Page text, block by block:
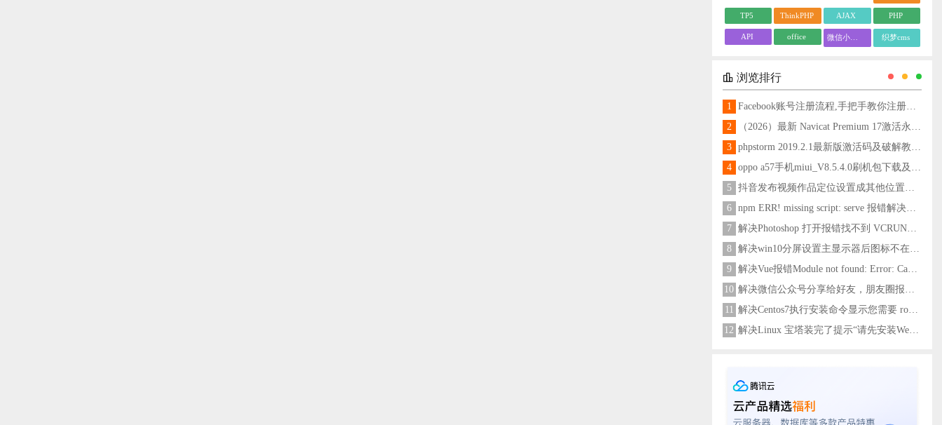
TP5 ThinkPHP AJAX PHP
API office 微信小程序 织梦cms
浏览排行
1
Facebook账号注册流程,手把手教你注册脸书账号
2
（2026）最新 Navicat Premium 17激活永久教程
3
phpstorm 2019.2.1最新版激活码及破解教程更新至2024
4
oppo a57手机miui_V8.5.4.0刷机包下载及刷机教程
5
抖音发布视频作品定位设置成其他位置方法
6
npm ERR! missing script: serve 报错解决方法
7
解决Photoshop 打开报错找不到 VCRUNTIME140_1.dll问题
8
解决win10分屏设置主显示器后图标不在主显示器问题
9
解决Vue报错Module not found: Error: Can't resolve 'less-loader' in 'C:\Users\Hm\Desktop\vue\vue_shop'问题
10
解决微信公众号分享给好友，朋友圈报错errMsg: "onMenuShareAppMessage:fail, the permission value is offline verifying"
11
解决Centos7执行安装命令显示您需要 root 权限执行此命令
12
解决Linux 宝塔装完了提示“请先安装Web服务器！”